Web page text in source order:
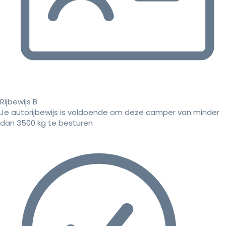
Rijbewijs B
Je autorijbewijs is voldoende om deze camper van minder
dan 3500 kg te besturen